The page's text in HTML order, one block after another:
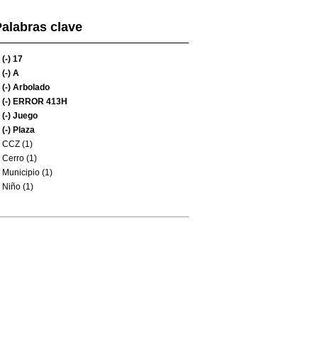
clave
(-) 17
(-) A
(-) Arbolado
(-) ERROR 413H
(-) Juego
(-) Plaza
CCZ (1)
Cerro (1)
Municipio (1)
Niño (1)